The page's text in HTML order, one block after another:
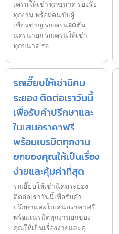
เครนให้เช่า ทุกขนาด รองรับ
ทุกงาน พร้อมคนขับผู้
เชี่ยวชาญ รถเครน80ตัน
นครนายก รถเครนให้เช่า
ทุกขนาด รอ
รถเฮี๊ยบให้เช่านิคม
ระยอง ติดต่อเราวันนี้
เพื่อรับคำปรึกษาและ
ใบเสนอราคาฟรี
พร้อมเนรมิตทุกงาน
ยกของคุณให้เป็นเรื่อง
ง่ายและคุ้มค่าที่สุด
รถเฮี๊ยบให้เช่านิคมระยอง
ติดต่อเราวันนี้เพื่อรับคำ
ปรึกษาและใบเสนอราคาฟรี
พร้อมเนรมิตทุกงานยกของ
คุณให้เป็นเรื่องง่ายและคุ